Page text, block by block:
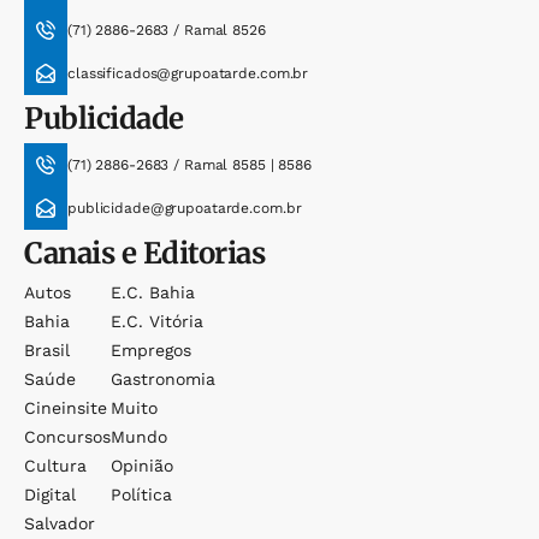
(71) 2886-2683 / Ramal 8526
classificados@grupoatarde.com.br
Publicidade
(71) 2886-2683 / Ramal 8585 | 8586
publicidade@grupoatarde.com.br
Canais e Editorias
Autos
Bahia
Brasil
Saúde
Cineinsite
Concursos
Cultura
Digital
Salvador
E.c. Bahia
E.c. Vitória
Empregos
Gastronomia
Muito
Mundo
Opinião
Política